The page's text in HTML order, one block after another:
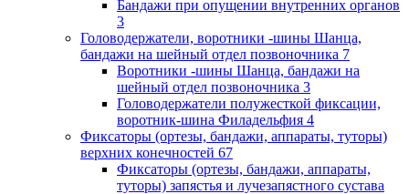
Бандажи при опущении внутренних органов
3
Головодержатели, воротники -шины Шанца,
бандажи на шейный отдел позвоночника 7
Воротники -шины Шанца, бандажи на
шейный отдел позвоночника 3
Головодержатели полужесткой фиксации,
воротник-шина Филадельфия 4
Фиксаторы (ортезы, бандажи, аппараты, туторы)
верхних конечностей 67
Фиксаторы (ортезы, бандажи, аппараты,
туторы) запястья и лучезапястного сустава